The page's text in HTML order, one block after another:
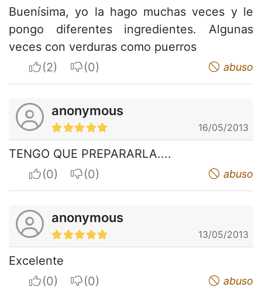
Buenísima, yo la hago muchas veces y le
pongo diferentes ingredientes. Algunas
veces con verduras como puerros
I apreciateI do not appreciate abuso
anonymous
16/05/2013
TENGO QUE PREPARARLA....
I apreciateI do not appreciate abuso
anonymous
13/05/2013
Excelente
I apreciateI do not appreciate abuso